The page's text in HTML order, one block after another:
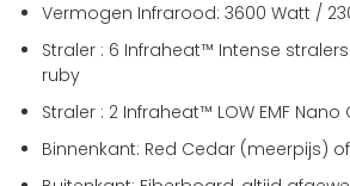
Vermogen Infrarood: 3600 Watt /
Straler : 6 Infraheat™ Intense
ruby
Straler : 2 Infraheat™ LOW EMF
Binnenkant: Red Cedar (meerpijs)